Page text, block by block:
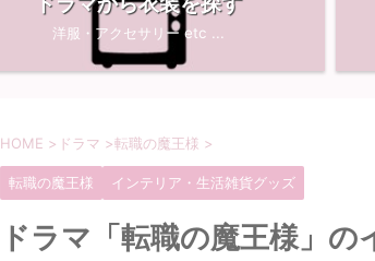
洋服・アクセサリー etc ...
HOME > ドラマ >転職の魔王様 >
転職の魔王様 インテリア・生活雑貨グッズ
ドラマ「転職の魔王様」